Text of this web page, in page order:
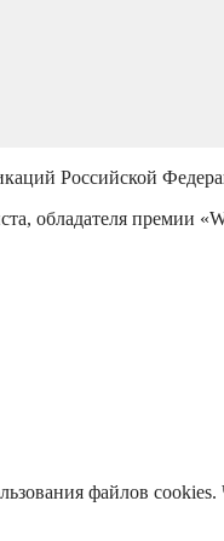
Российской
обладателя премии
файлов